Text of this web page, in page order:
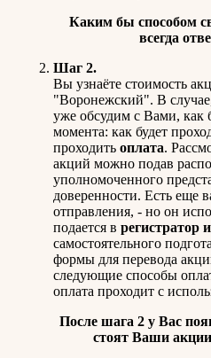
Каким бы способом
всегда
Шаг 2.
Вы узнаёте стоимость
"Воронежский". В
уже обсудим с Вами, как
момента: как будет
проходить оплата.
акций можно подав
уполномоченного
доверенности. Есть еще
отправления, - но он
подается в регистратор
самостоятельного
формы для перевода
следующие способы
оплата проходит с
После шага 2 у Вас
стоят Ваши